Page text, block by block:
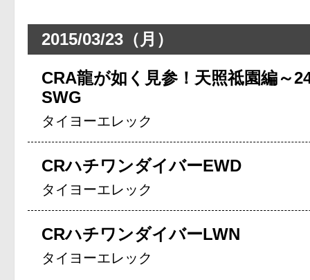
2015/03/23（月）
CRA龍が如く見参！天照祗園編～
SWG
タイヨーエレック
CRハチワンダイバーEWD
タイヨーエレック
CRハチワンダイバーLWN
タイヨーエレック